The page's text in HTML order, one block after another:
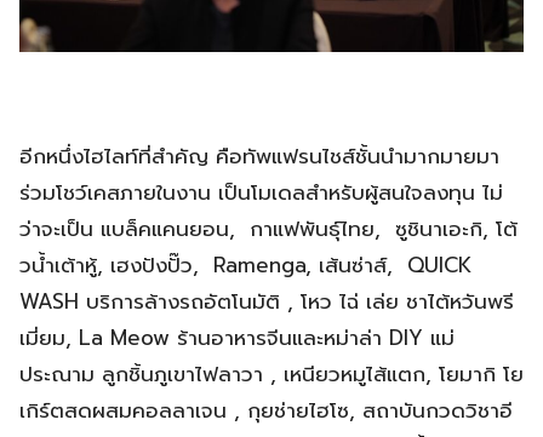
อีกหนึ่งไฮไลท์ที่สำคัญ คือทัพแฟรนไชส์ชั้นนำมากมายมา
ร่วมโชว์เคสภายในงาน เป็นโมเดลสำหรับผู้สนใจลงทุน ไม่
ว่าจะเป็น แบล็คแคนยอน, กาแฟพันธุ์ไทย, ซูชินาเอะกิ, โต้
วน้ำเต้าหู้, เฮงปังปั๊ว, Ramenga, เส้นซ่าส์, QUICK
WASH บริการล้างรถอัตโนมัติ , โหว ไฉ่ เล่ย ชาไต้หวันพรี
เมี่ยม, La Meow ร้านอาหารจีนและหม่าล่า DIY แม่
ประณาม ลูกชิ้นภูเขาไฟลาวา , เหนียวหมูไส้แตก, โยมากิ โย
เกิร์ตสดผสมคอลลาเจน , กุยช่ายไฮโซ, สถาบันกวดวิชาอี